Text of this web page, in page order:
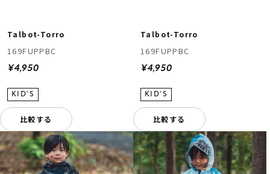
Talbot-Torro
169FUPPBC
¥4,950
比較する
Talbot-Torro
169FUPPBC
¥4,950
比較する